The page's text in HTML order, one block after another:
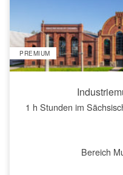
PREMIUM
1 h Stunden im
Bereich